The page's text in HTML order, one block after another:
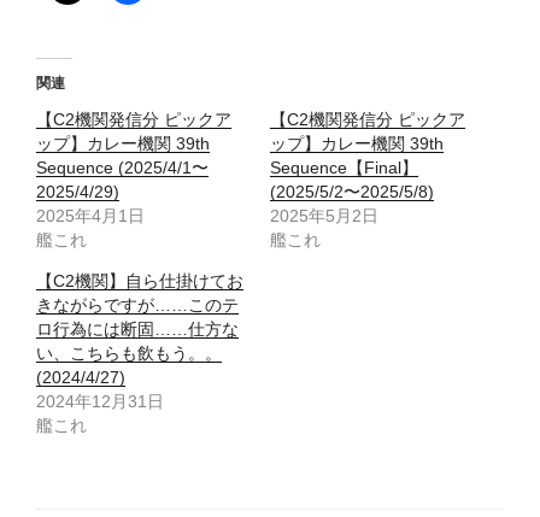
関連
【C2機関発信分 ピックア
ップ】カレー機関 39th
Sequence (2025/4/1〜
2025/4/29)
2025年4月1日
艦これ
【C2機関発信分 ピックア
ップ】カレー機関 39th
Sequence【Final】
(2025/5/2〜2025/5/8)
2025年5月2日
艦これ
【C2機関】自ら仕掛けてお
きながらですが……このテ
ロ行為には断固……仕方な
い、こちらも飲もう。。
(2024/4/27)
2024年12月31日
艦これ